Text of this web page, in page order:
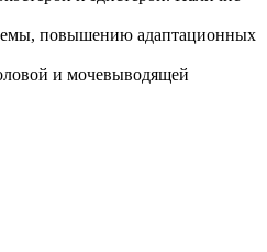
повышению адаптационных
и мочевыводящей